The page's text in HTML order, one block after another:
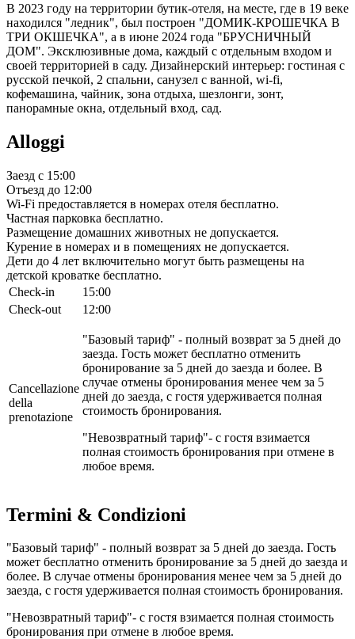
В 2023 году на территории бутик-отеля, на месте, где в 19 веке
находился "ледник", был построен "ДОМИК-КРОШЕЧКА В
ТРИ ОКШЕЧКА", а в июне 2024 года "БРУСНИЧНЫЙ
ДОМ". Эксклюзивные дома, каждый с отдельным входом и
своей территорией в саду. Дизайнерский интерьер: гостиная с
русской печкой, 2 спальни, санузел с ванной, wi-fi,
кофемашина, чайник, зона отдыха, шезлонги, зонт,
панорамные окна, отдельный вход, сад.
Alloggi
Заезд с 15:00
Отъезд до 12:00
Wi-Fi предоставляется в номерах отеля бесплатно.
Частная парковка бесплатно.
Размещение домашних животных не допускается.
Курение в номерах и в помещениях не допускается.
Дети до 4 лет включительно могут быть размещены на
детской кроватке бесплатно.
Check-in
15:00
Check-out
12:00
Cancellazione
della
prenotazione
"Базовый тариф" - полный возврат за 5 дней до
заезда. Гость может бесплатно отменить
бронирование за 5 дней до заезда и более. В
случае отмены бронирования менее чем за 5
дней до заезда, с гостя удерживается полная
стоимость бронирования.
"Невозвратный тариф"- c гостя взимается
полная стоимость бронирования при отмене в
любое время.
Termini & Condizioni
"Базовый тариф" - полный возврат за 5 дней до заезда. Гость
может бесплатно отменить бронирование за 5 дней до заезда и
более. В случае отмены бронирования менее чем за 5 дней до
заезда, с гостя удерживается полная стоимость бронирования.
"Невозвратный тариф"- c гостя взимается полная стоимость
бронирования при отмене в любое время.